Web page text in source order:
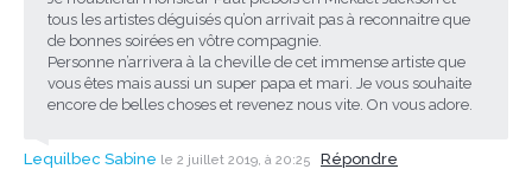
tous les artistes déguisés qu’on arrivait pas à reconnaitre que
de bonnes soirées en vôtre compagnie.
Personne n’arrivera à la cheville de cet immense artiste que
vous êtes mais aussi un super papa et mari. Je vous souhaite
encore de belles choses et revenez nous vite. On vous adore.
Lequilbec Sabine le 2 juillet 2019, à 20:25 Répondre